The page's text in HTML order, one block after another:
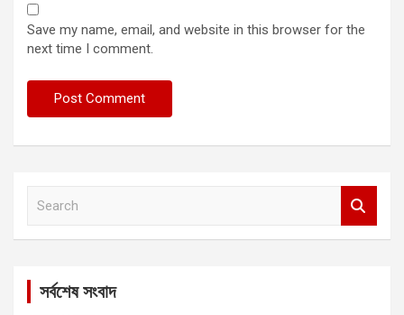
Save my name, email, and website in this browser for the
next time I comment.
সর্বশেষ সংবাদ